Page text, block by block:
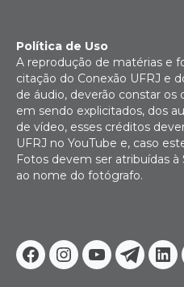
Facebook
Instagram
Youtube
Política de Uso
A reprodução de matérias e
citação do Conexão UFRJ e
de áudio, deverão constar os
em sendo explicitados, dos
de vídeo, esses créditos
UFRJ no YouTube e, caso
Fotos devem ser atribuídas
ao nome do fotógrafo.